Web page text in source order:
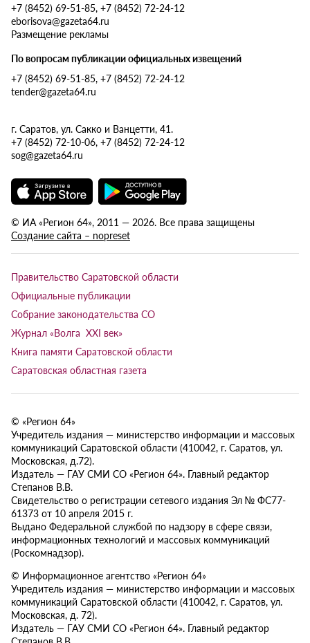
+7 (8452) 69-51-85, +7 (8452) 72-24-12
eborisova@gazeta64.ru
Размещение рекламы
По вопросам публикации официальных извещений
+7 (8452) 69-51-85, +7 (8452) 72-24-12
tender@gazeta64.ru
г. Саратов, ул. Сакко и Ванцетти, 41.
+7 (8452) 72-10-06, +7 (8452) 72-24-12
sog@gazeta64.ru
© ИА «Регион 64», 2011 — 2026. Все права защищены
Создание сайта – nopreset
Правительство Саратовской области
Официальные публикации
Собрание законодательства СО
Журнал «Волга XXI век»
Книга памяти Саратовской области
Саратовская областная газета
© «Регион 64»
Учредитель издания — министерство информации и массовых
коммуникаций Саратовской области (410042, г. Саратов, ул.
Московская, д.72).
Издатель — ГАУ СМИ СО «Регион 64». Главный редактор
Степанов В.В.
Свидетельство о регистрации сетевого издания Эл № ФС77-
61373 от 10 апреля 2015 г.
Выдано Федеральной службой по надзору в сфере связи,
информационных технологий и массовых коммуникаций
(Роскомнадзор).
© Информационное агентство «Регион 64»
Учредитель издания — министерство информации и массовых
коммуникаций Саратовской области (410042, г. Саратов, ул.
Московская, д. 72).
Издатель — ГАУ СМИ СО «Регион 64». Главный редактор